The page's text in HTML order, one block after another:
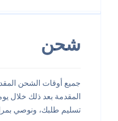
شحن
المقدمة بعد ذلك خلال
تسليم طلبك، ونوصي